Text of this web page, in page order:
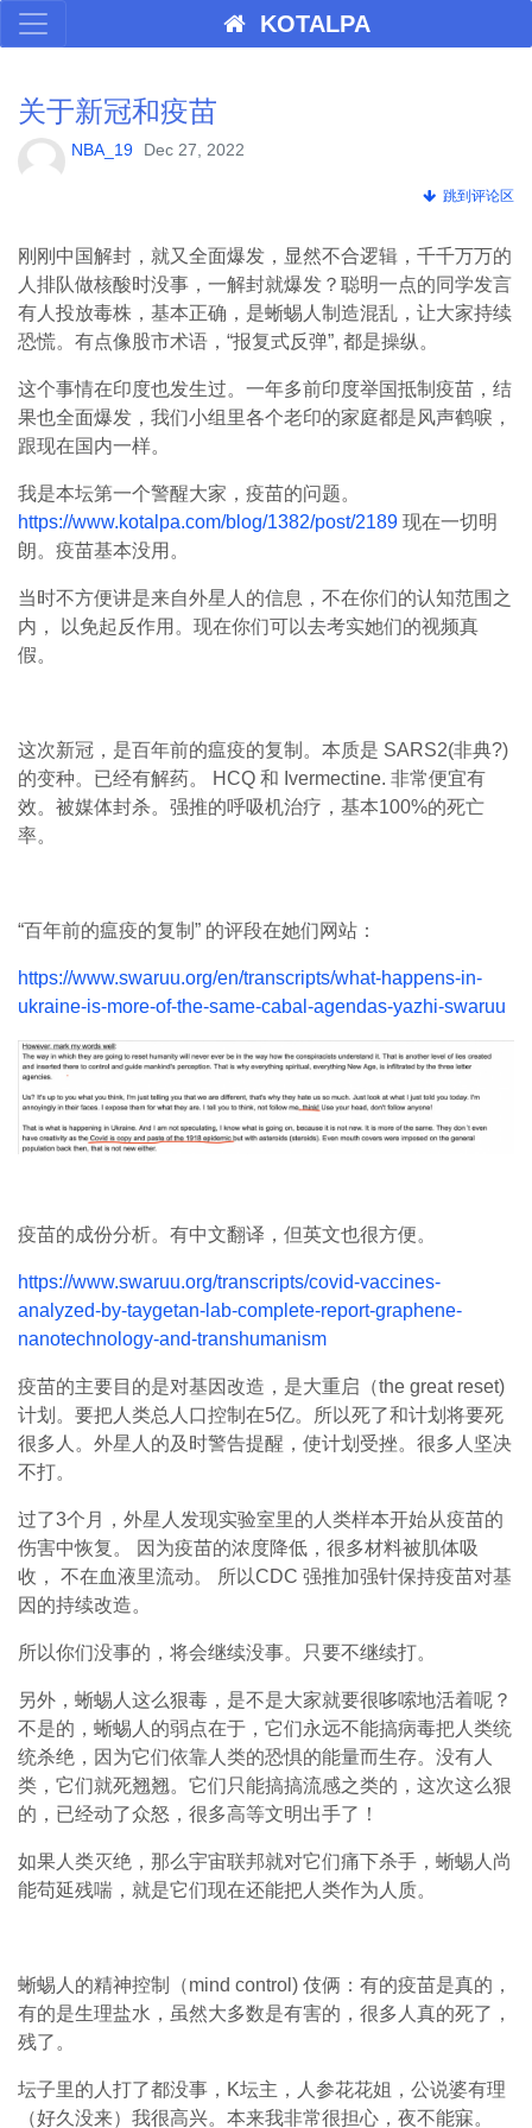
KOTALPA
关于新冠和疫苗
NBA_19 Dec 27, 2022
跳到评论区
刚刚中国解封，就又全面爆发，显然不合逻辑，千千万万的
人排队做核酸时没事，一解封就爆发？聪明一点的同学发言
有人投放毒株，基本正确，是蜥蜴人制造混乱，让大家持续
恐慌。有点像股市术语，“报复式反弹”, 都是操纵。
这个事情在印度也发生过。一年多前印度举国抵制疫苗，结
果也全面爆发，我们小组里各个老印的家庭都是风声鹤唳，
跟现在国内一样。
我是本坛第一个警醒大家，疫苗的问题。
https://www.kotalpa.com/blog/1382/post/2189 现在一切明
朗。疫苗基本没用。
当时不方便讲是来自外星人的信息，不在你们的认知范围之
内， 以免起反作用。现在你们可以去考实她们的视频真
假。
这次新冠，是百年前的瘟疫的复制。本质是 SARS2(非典?)
的变种。已经有解药。 HCQ 和 Ivermectine. 非常便宜有
效。被媒体封杀。强推的呼吸机治疗，基本100%的死亡
率。
“百年前的瘟疫的复制” 的评段在她们网站：
https://www.swaruu.org/en/transcripts/what-happens-in-
ukraine-is-more-of-the-same-cabal-agendas-yazhi-swaruu
疫苗的成份分析。有中文翻译，但英文也很方便。
https://www.swaruu.org/transcripts/covid-vaccines-
analyzed-by-taygetan-lab-complete-report-graphene-
nanotechnology-and-transhumanism
疫苗的主要目的是对基因改造，是大重启（the great reset)
计划。要把人类总人口控制在5亿。所以死了和计划将要死
很多人。外星人的及时警告提醒，使计划受挫。很多人坚决
不打。
过了3个月，外星人发现实验室里的人类样本开始从疫苗的
伤害中恢复。 因为疫苗的浓度降低，很多材料被肌体吸
收， 不在血液里流动。 所以CDC 强推加强针保持疫苗对基
因的持续改造。
所以你们没事的，将会继续没事。只要不继续打。
另外，蜥蜴人这么狠毒，是不是大家就要很哆嗦地活着呢？
不是的，蜥蜴人的弱点在于，它们永远不能搞病毒把人类统
统杀绝，因为它们依靠人类的恐惧的能量而生存。没有人
类，它们就死翘翘。它们只能搞搞流感之类的，这次这么狠
的，已经动了众怒，很多高等文明出手了！
如果人类灭绝，那么宇宙联邦就对它们痛下杀手，蜥蜴人尚
能苟延残喘，就是它们现在还能把人类作为人质。
蜥蜴人的精神控制（mind control) 伎俩：有的疫苗是真的，
有的是生理盐水，虽然大多数是有害的，很多人真的死了，
残了。
坛子里的人打了都没事，K坛主，人参花花姐，公说婆有理
（好久没来）我很高兴。本来我非常很担心，夜不能寐。